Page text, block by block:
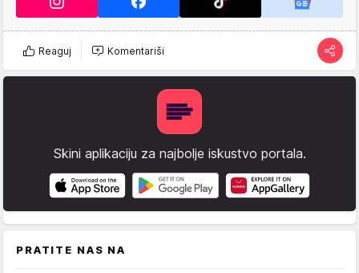
Reaguj Komentariši
Skini aplikaciju za najbolje iskustvo portala.
PRATITE NAS NA